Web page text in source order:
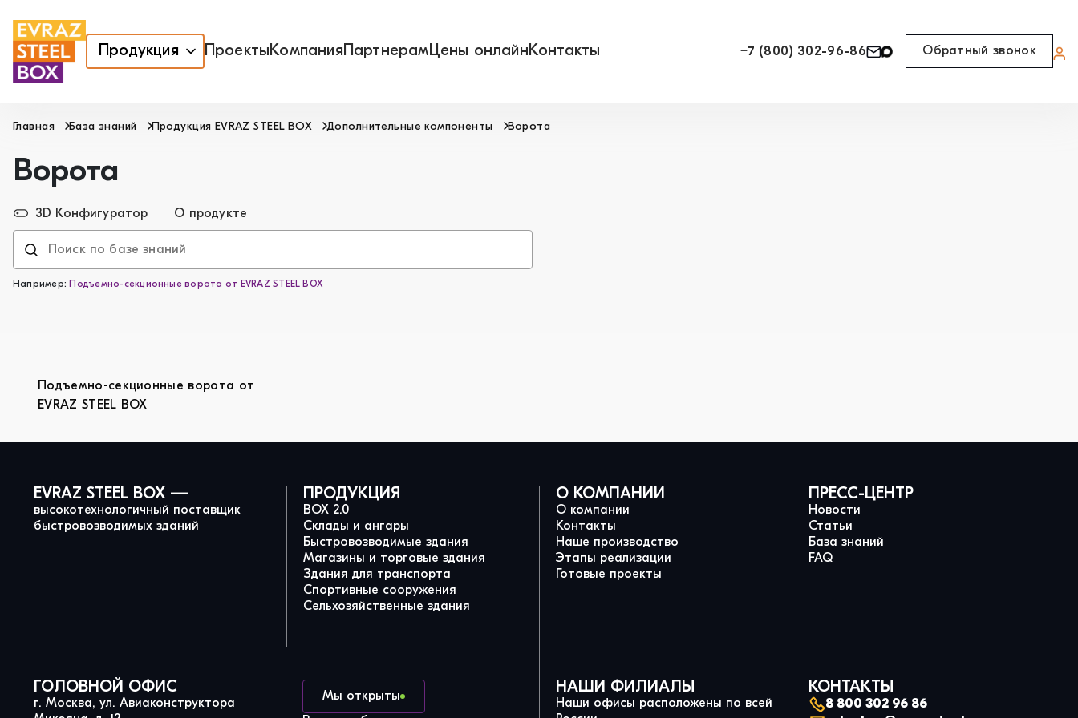
Продукция ПроектыКомпанияПартнерамЦены онлайнКонтакты +7 (800) 302-96-86 Обратный звонок
Главная База знаний Продукция EVRAZ STEEL BOX Дополнительные компоненты Ворота
Ворота
3D Конфигуратор О продукте
Например: Подъемно-секционные ворота от EVRAZ STEEL BOX
Подъемно-секционные ворота от
EVRAZ STEEL BOX
EVRAZ STEEL BOX —
высокотехнологичный поставщик
быстровозводимых зданий
ПРОДУКЦИЯ
BOX 2.0
Склады и ангары
Быстровозводимые здания
Магазины и торговые здания
Здания для транспорта
Спортивные сооружения
Сельхозяйственные здания
О КОМПАНИИ
О компании
Контакты
Наше производство
Этапы реализации
Готовые проекты
ПРЕСС-ЦЕНТР
Новости
Статьи
База знаний
FAQ
ГОЛОВНОЙ ОФИС
г. Москва, ул. Авиаконструктора
Мы открыты
НАШИ ФИЛИАЛЫ
Наши офисы расположены по всей
КОНТАКТЫ
8 800 302 96 86